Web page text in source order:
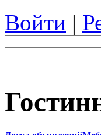
Войти |